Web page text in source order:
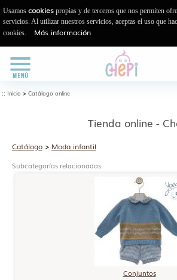
:: Inicio > Catálogo online
Tienda online -
Catálogo > Moda infantil
Subcategorías relacionadas:
Conjuntos
Usamos cookies propias y de terceros que nos permiten
servicios. Al utilizar nuestros servicios, aceptas el uso que
cookies.
Más información